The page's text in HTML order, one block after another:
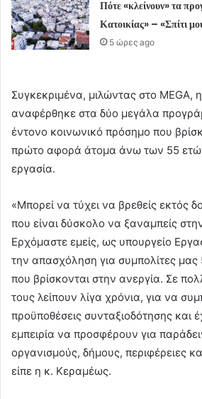
Πότε «κλείνουν» τα
Κατοικίας» – «Σπίτι
5 ώρες ago
Συγκεκριμένα, μιλώντας στο MEGA,
αναφέρθηκε στα δύο μεγάλα
έντονο κοινωνικό πρόσημο που
πρώτο αφορά άτομα άνω των 55
εργασία.
«Μπορεί να τύχει να βρεθείς εκτός
που είναι δύσκολο να ξαναμπείς
Ερχόμαστε εμείς, ως υπουργείο
την απασχόληση για συμπολίτες
που βρίσκονται στην ανεργία. Σε
τους λείπουν λίγα χρόνια, για να
προϋποθέσεις συνταξιοδότησης και
εμπειρία να προσφέρουν για
οργανισμούς, δήμους, περιφέρειες
είπε η κ. Κεραμέως.